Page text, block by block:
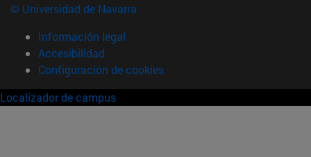
© Universidad de Navarra
Información legal
Accesibilidad
Configuración de cookies
Localizador de campus